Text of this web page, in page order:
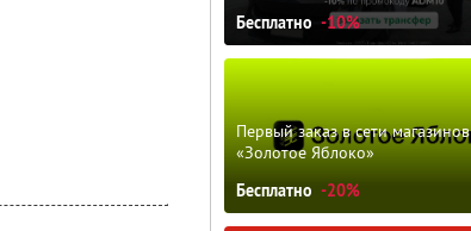
Бесплатно -10%
Первый заказ в сети магазинов
«Золотое Яблоко»
Бесплатно -20%